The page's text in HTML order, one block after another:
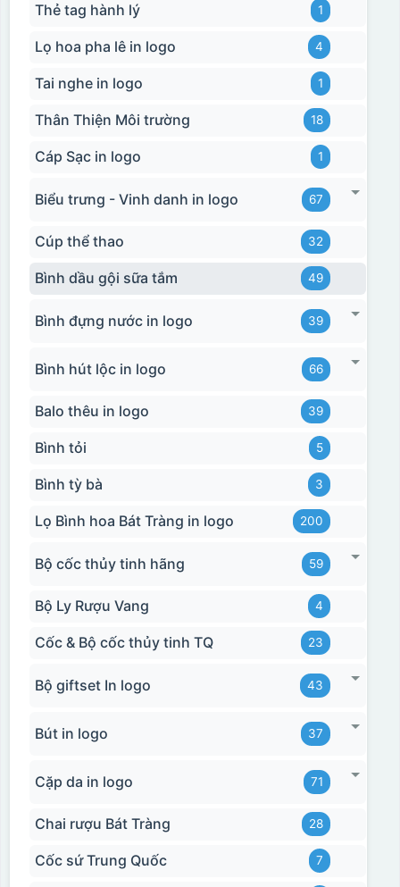
Thẻ tag hành lý 1
Lọ hoa pha lê in logo 4
Tai nghe in logo 1
Thân Thiện Môi trường 18
Cáp Sạc in logo 1
Biểu trưng - Vinh danh in logo 67
Cúp thể thao 32
Bình dầu gội sữa tắm 49
Bình đựng nước in logo 39
Bình hút lộc in logo 66
Balo thêu in logo 39
Bình tỏi 5
Bình tỳ bà 3
Lọ Bình hoa Bát Tràng in logo 200
Bộ cốc thủy tinh hãng 59
Bộ Ly Rượu Vang 4
Cốc & Bộ cốc thủy tinh TQ 23
Bộ giftset In logo 43
Bút in logo 37
Cặp da in logo 71
Chai rượu Bát Tràng 28
Cốc sứ Trung Quốc 7